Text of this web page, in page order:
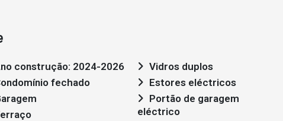
construção: 2024-2026
fechado
Vidros duplos
Estores eléctricos
eléctrico